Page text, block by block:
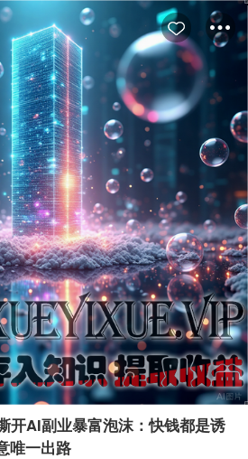
开AI副业暴富泡沫：快钱都是诱
唯一出路